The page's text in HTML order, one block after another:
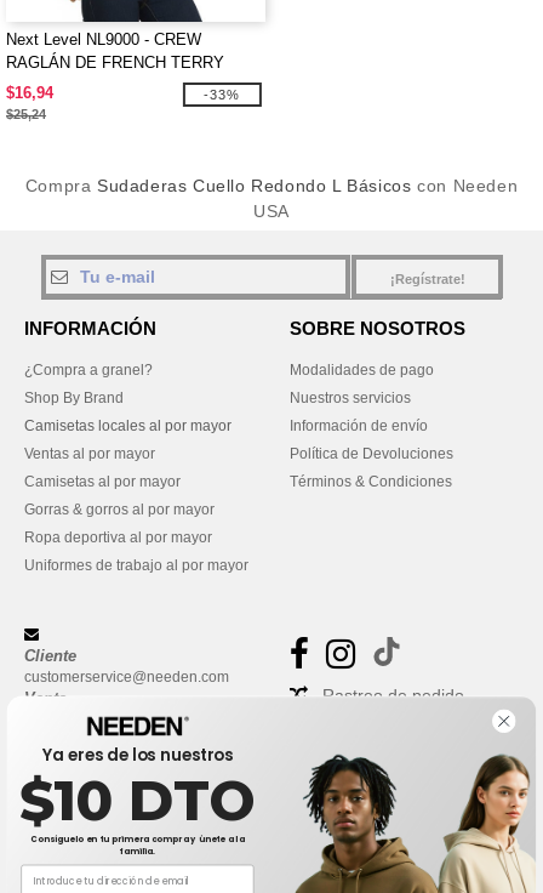
Next Level NL9000 - CREW
RAGLÁN DE FRENCH TERRY
$16,94
$25,24
-33%
Compra Sudaderas Cuello Redondo L Básicos con Needen
USA
¡Regístrate!
INFORMACIÓN
¿Compra a granel?
Shop By Brand
Camisetas locales al por mayor
Ventas al por mayor
Camisetas al por mayor
Gorras & gorros al por mayor
Ropa deportiva al por mayor
Uniformes de trabajo al por mayor
SOBRE NOSOTROS
Modalidades de pago
Nuestros servicios
Información de envío
Política de Devoluciones
Términos & Condiciones
Cliente
customerservice@needen.com
Venta
sales@needen.com
Rastreo de pedido
Ya eres de los nuestros
$10 DTO
Consíguelo en tu primera compra y únete a la
familia.